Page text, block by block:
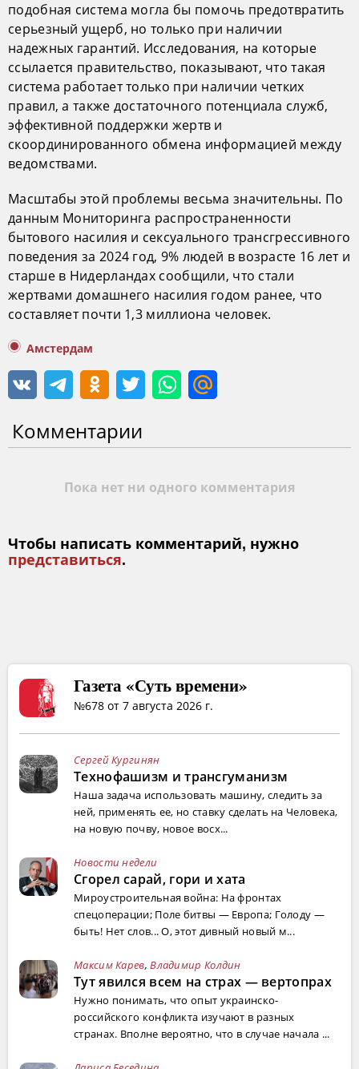
подобная система могла бы помочь предотвратить
серьезный ущерб, но только при наличии
надежных гарантий. Исследования, на которые
ссылается правительство, показывают, что такая
система работает только при наличии четких
правил, а также достаточного потенциала служб,
эффективной поддержки жертв и
скоординированного обмена информацией между
ведомствами.
Масштабы этой проблемы весьма значительны. По
данным Мониторинга распространенности
бытового насилия и сексуального трансгрессивного
поведения за 2024 год, 9% людей в возрасте 16 лет и
старше в Нидерландах сообщили, что стали
жертвами домашнего насилия годом ранее, что
составляет почти 1,3 миллиона человек.
Амстердам
Комментарии
Пока нет ни одного комментария
Чтобы написать комментарий, нужно
представиться.
Газета «Суть времени»
№678 от 7 августа 2026 г.
Сергей Кургинян
Технофашизм и трансгуманизм
Наша задача использовать машину, следить за
ней, применять ее, но ставку сделать на Человека,
на новую почву, новое восх...
Новости недели
Сгорел сарай, гори и хата
Мироустроительная война: На фронтах
спецоперации; Поле битвы — Европа; Голоду —
быть! Нет слов... О, этот дивный новый м...
Максим Карев,Владимир Колдин
Тут явился всем на страх — вертопрах
Нужно понимать, что опыт украинско-
российского конфликта изучают в разных
странах. Вполне вероятно, что в случае начала ...